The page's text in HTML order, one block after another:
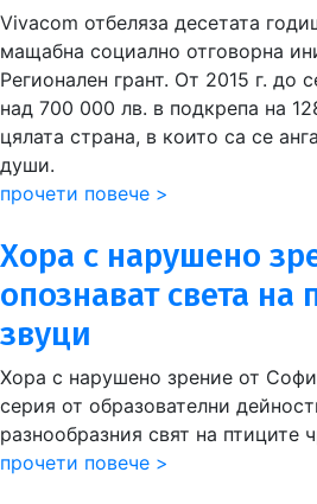
Vivacom отбеляза десетата
мащабна социално отговорна
Регионален грант. От 2015 г. до
над 700 000 лв. в подкрепа на
цялата страна, в които са се
души.
прочети повече >
Хора с нарушено
опознават света на
звуци
Хора с нарушено зрение от
серия от образователни
разнообразния свят на птиците
прочети повече >